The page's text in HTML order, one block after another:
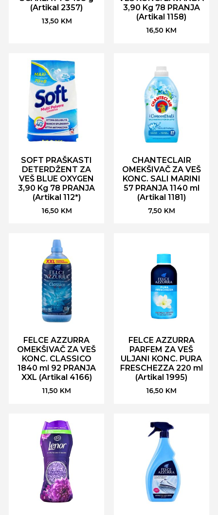
(Artikal 2357)
13,50 KM
3,90 Kg 78 PRANJA
(Artikal 1158)
16,50 KM
SOFT PRAŠKASTI
DETERDŽENT ZA
VEŠ BLUE OXYGEN
3,90 Kg 78 PRANJA
(Artikal 112*)
16,50 KM
CHANTECLAIR
OMEKŠIVAČ ZA VEŠ
KONC. SALI MARINI
57 PRANJA 1140 ml
(Artikal 1181)
7,50 KM
FELCE AZZURRA
OMEKŠIVAČ ZA VEŠ
KONC. CLASSICO
1840 ml 92 PRANJA
XXL (Artikal 4166)
11,50 KM
FELCE AZZURRA
PARFEM ZA VEŠ
ULJANI KONC. PURA
FRESCHEZZA 220 ml
(Artikal 1995)
16,50 KM